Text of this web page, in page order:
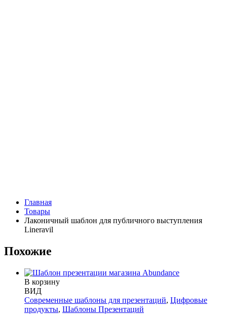
Главная
Товары
Лаконичный шаблон для публичного выступления
Lineravil
Похожие
В корзину
ВИД
Современные шаблоны для презентаций, Цифровые
продукты, Шаблоны Презентаций